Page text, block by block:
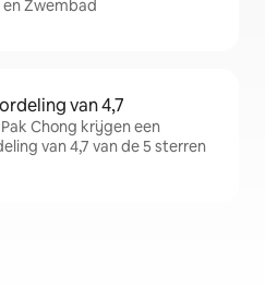
en Zwembad
van 4,7
Chong krijgen een
van 4,7 van de 5 sterren